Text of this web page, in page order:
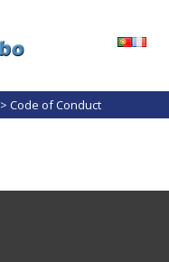
> Code of Conduct